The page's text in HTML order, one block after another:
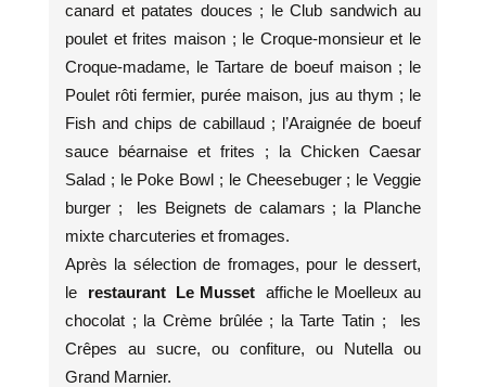
canard et patates douces ; le Club sandwich au
poulet et frites maison ; le Croque-monsieur et le
Croque-madame, le Tartare de boeuf maison ; le
Poulet rôti fermier, purée maison, jus au thym ; le
Fish and chips de cabillaud ; l’Araignée de boeuf
sauce béarnaise et frites ; la Chicken Caesar
Salad ; le Poke Bowl ; le Cheesebuger ; le Veggie
burger ; les Beignets de calamars ; la Planche
mixte charcuteries et fromages.
Après la sélection de fromages, pour le dessert,
le
restaurant Le Musset affiche le Moelleux au
chocolat ; la Crème brûlée ; la Tarte Tatin ; les
Crêpes au sucre, ou confiture, ou Nutella ou
Grand Marnier.